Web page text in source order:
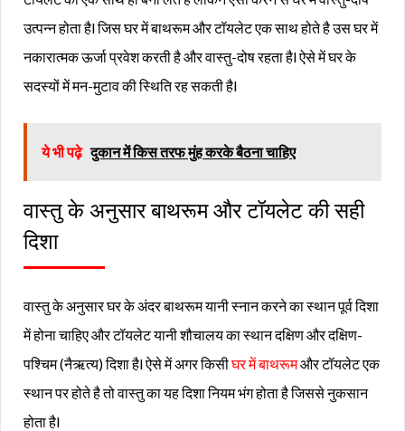
उत्पन्न होता हैl जिस घर में बाथरूम और टॉयलेट एक साथ होते है उस घर में
नकारात्मक ऊर्जा प्रवेश करती है और वास्तु-दोष रहता हैl ऐसे में घर के
सदस्यों में मन-मुटाव की स्थिति रह सकती हैl
ये भी पढ़े दुकान में किस तरफ मुंह करके बैठना चाहिए
वास्तु के अनुसार बाथरूम और टॉयलेट की सही
दिशा
वास्तु के अनुसार घर के अंदर बाथरूम यानी स्नान करने का स्थान पूर्व दिशा
में होना चाहिए और टॉयलेट यानी शौचालय का स्थान दक्षिण और दक्षिण-
पश्चिम (नैऋत्य) दिशा हैl ऐसे में अगर किसीघर में बाथरूमऔर टॉयलेट एक
स्थान पर होते है तो वास्तु का यह दिशा नियम भंग होता है जिससे नुकसान
होता हैl